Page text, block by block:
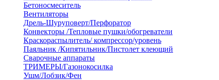
Бетоносмеситель
Вентиляторы
Дрель-Шуруповерт/Перфоратор
Конвекторы /Тепловые пушки/обогреватели
Краскораспылитель/ компрессор/уровень
Паяльник /Кипятильник/Пистолет клеющий
Сварочные аппараты
ТРИМЕРЫ/Газонокосилка
Ушм/Лобзик/Фен